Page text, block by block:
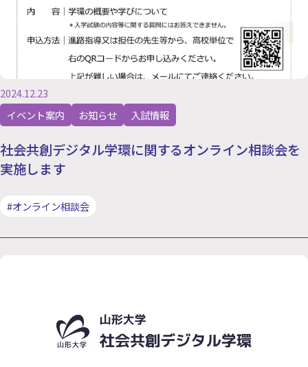
2024.12.23
イベント案内
お知らせ 入試情報
社会共創デジタル学環に関するオンライン相談会を
実施します
#オンライン相談会